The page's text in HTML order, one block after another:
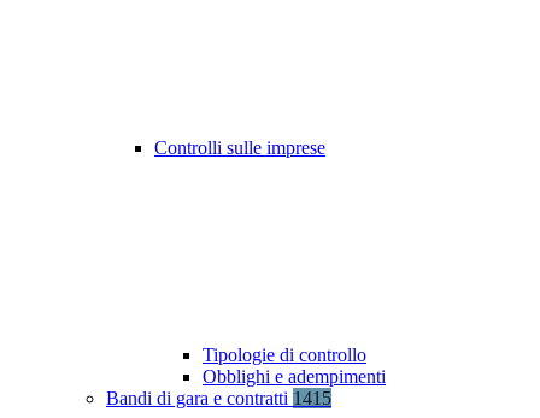
Controlli sulle imprese
Tipologie di controllo
Obblighi e adempimenti
Bandi di gara e contratti 1415